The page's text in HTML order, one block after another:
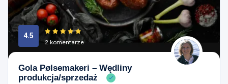
4.5
2 komentarze
Gola Pølsemakeri – Wędliny
produkcja/sprzedaż